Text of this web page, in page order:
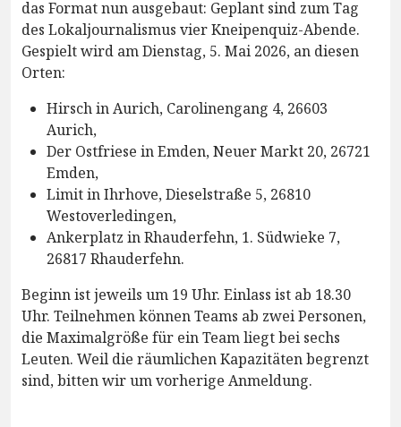
das Format nun ausgebaut: Geplant sind zum Tag
des Lokaljournalismus vier Kneipenquiz-Abende.
Gespielt wird am Dienstag, 5. Mai 2026, an diesen
Orten:
Hirsch in Aurich, Carolinengang 4, 26603
Aurich,
Der Ostfriese in Emden, Neuer Markt 20, 26721
Emden,
Limit in Ihrhove, Dieselstraße 5, 26810
Westoverledingen,
Ankerplatz in Rhauderfehn, 1. Südwieke 7,
26817 Rhauderfehn.
Beginn ist jeweils um 19 Uhr. Einlass ist ab 18.30
Uhr. Teilnehmen können Teams ab zwei Personen,
die Maximalgröße für ein Team liegt bei sechs
Leuten. Weil die räumlichen Kapazitäten begrenzt
sind, bitten wir um vorherige Anmeldung.